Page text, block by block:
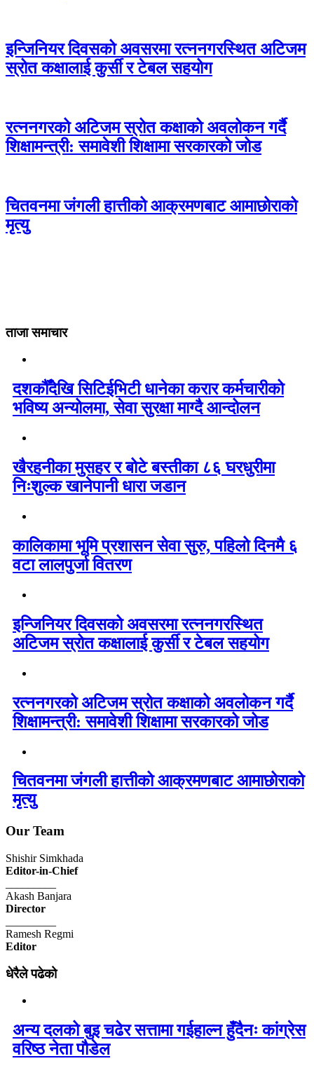
इन्जिनियर दिवसको अवसरमा रत्ननगरस्थित अटिजम
स्रोत कक्षालाई कुर्सी र टेबल सहयोग
रत्ननगरको अटिजम स्रोत कक्षाको अवलोकन गर्दै
शिक्षामन्त्री: समावेशी शिक्षामा सरकारको जोड
चितवनमा जंगली हात्तीको आक्रमणबाट आमाछोराको
मृत्यु
ताजा समाचार
दशकौँदेखि सिटिईभिटी धानेका करार कर्मचारीको
भविष्य अन्योलमा, सेवा सुरक्षा माग्दै आन्दोलन
खैरहनीका मुसहर र बोटे बस्तीका ८६ घरधुरीमा
निःशुल्क खानेपानी धारा जडान
कालिकामा भूमि प्रशासन सेवा सुरु, पहिलो दिनमै ६
वटा लालपुर्जा वितरण
इन्जिनियर दिवसको अवसरमा रत्ननगरस्थित
अटिजम स्रोत कक्षालाई कुर्सी र टेबल सहयोग
रत्ननगरको अटिजम स्रोत कक्षाको अवलोकन गर्दै
शिक्षामन्त्री: समावेशी शिक्षामा सरकारको जोड
चितवनमा जंगली हात्तीको आक्रमणबाट आमाछोराको
मृत्यु
Our Team
Shishir Simkhada
Editor-in-Chief
Akash Banjara
Director
Ramesh Regmi
Editor
धेरैले पढेको
अन्य दलको बुइ चढेर सत्तामा गईहाल्न हुँदैनः कांग्रेस
वरिष्ठ नेता पौडेल